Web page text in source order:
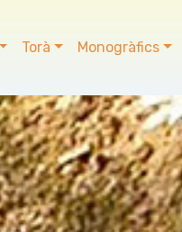
Torà Monogràfics